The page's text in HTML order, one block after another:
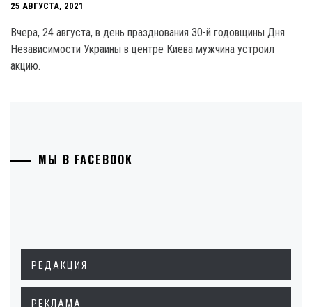
25 АВГУСТА, 2021
Вчера, 24 августа, в день празднования 30-й годовщины Дня
Независимости Украины в центре Киева мужчина устроил
акцию.
МЫ В FACEBOOK
РЕДАКЦИЯ
РЕКЛАМА